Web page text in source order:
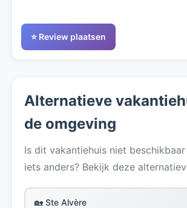
⭐ Review plaatsen
Alternatieve
de omgeving
Is dit vakantiehuis niet
iets anders? Bekijk deze
🏡 Ste Alvère